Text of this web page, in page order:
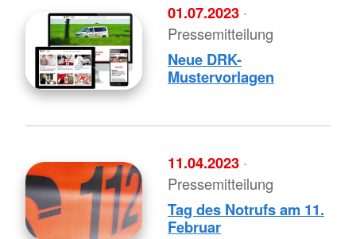
01.07.2023 ·
Pressemitteilung
Neue DRK-
Mustervorlagen
11.04.2023 ·
Pressemitteilung
Tag des Notrufs am 11.
Februar